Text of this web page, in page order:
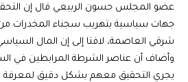
عضو المجلس حسون الربيعي قال إن
جهات سياسية بتهريب سجناء المخدرات من
شرقي العاصمة، لافتا إلى إن المال
وأضاف أن عناصر الشرطة المرابطين في
يجري التحقيق معهم بشكل دقيق لمعرفة